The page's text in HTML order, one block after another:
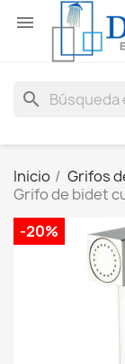

search
Inicio Grifos
Grifo de bidet
-20%